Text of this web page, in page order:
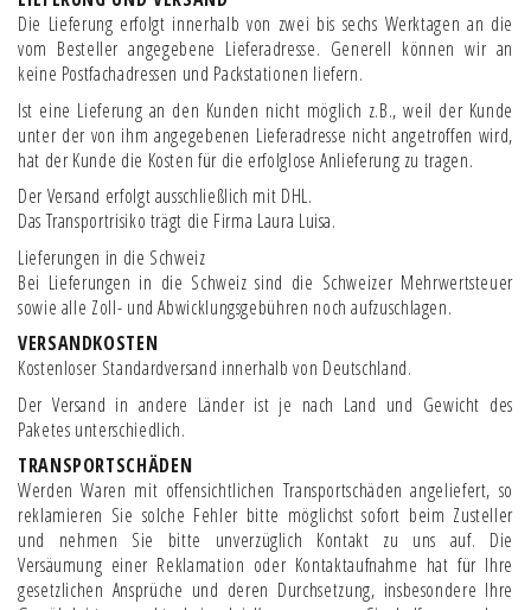
Die Lieferung erfolgt innerhalb von zwei bis sechs Werktagen an die
vom Besteller angegebene Lieferadresse. Generell können wir an
keine Postfachadressen und Packstationen liefern.
Ist eine Lieferung an den Kunden nicht möglich z.B., weil der Kunde
unter der von ihm angegebenen Lieferadresse nicht angetroffen wird,
hat der Kunde die Kosten für die erfolglose Anlieferung zu tragen.
Der Versand erfolgt ausschließlich mit DHL.
Das Transportrisiko trägt die Firma Laura Luisa.
Lieferungen in die Schweiz
Bei Lieferungen in die Schweiz sind die Schweizer Mehrwertsteuer
sowie alle Zoll- und Abwicklungsgebühren noch aufzuschlagen.
VERSANDKOSTEN
Kostenloser Standardversand innerhalb von Deutschland.
Der Versand in andere Länder ist je nach Land und Gewicht des
Paketes unterschiedlich.
TRANSPORTSCHÄDEN
Werden Waren mit offensichtlichen Transportschäden angeliefert, so
reklamieren Sie solche Fehler bitte möglichst sofort beim Zusteller
und nehmen Sie bitte unverzüglich Kontakt zu uns auf. Die
Versäumung einer Reklamation oder Kontaktaufnahme hat für Ihre
gesetzlichen Ansprüche und deren Durchsetzung, insbesondere Ihre